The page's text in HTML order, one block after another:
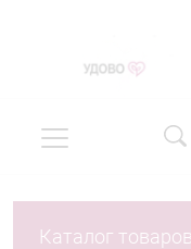
Каталог товаров